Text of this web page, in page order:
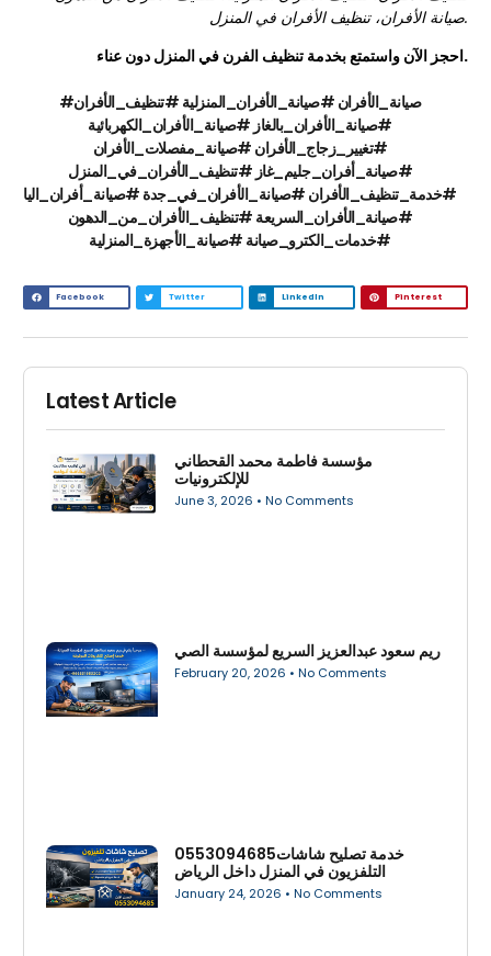
صيانة الأفران، تنظيف الأفران في المنزل.
احجز الآن واستمتع بخدمة تنظيف الفرن في المنزل دون عناء.
#صيانة_الأفران #صيانة_الأفران_المنزلية #تنظيف_الأفران
#صيانة_الأفران_بالغاز #صيانة_الأفران_الكهربائية
#تغيير_زجاج_الأفران #صيانة_مفصلات_الأفران
#صيانة_أفران_جليم_غاز #تنظيف_الأفران_في_المنزل
#خدمة_تنظيف_الأفران #صيانة_الأفران_في_جدة #صيانة_أفران_اليا
#صيانة_الأفران_السريعة #تنظيف_الأفران_من_الدهون
#خدمات_الكترو_صيانة #صيانة_الأجهزة_المنزلية
Facebook Twitter LinkedIn Pinterest
Latest Article
مؤسسة فاطمة محمد القحطاني
للإلكترونيات
June 3, 2026 No Comments
ريم سعود عبدالعزيز السريع لمؤسسة الصي
February 20, 2026 No Comments
0553094685خدمة تصليح شاشات
التلفزيون في المنزل داخل الرياض
January 24, 2026 No Comments